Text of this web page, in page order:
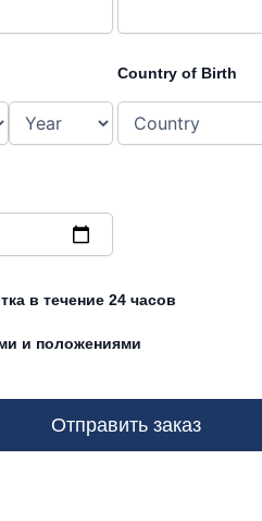
Country of Birth
в течение 24 часов
и положениями